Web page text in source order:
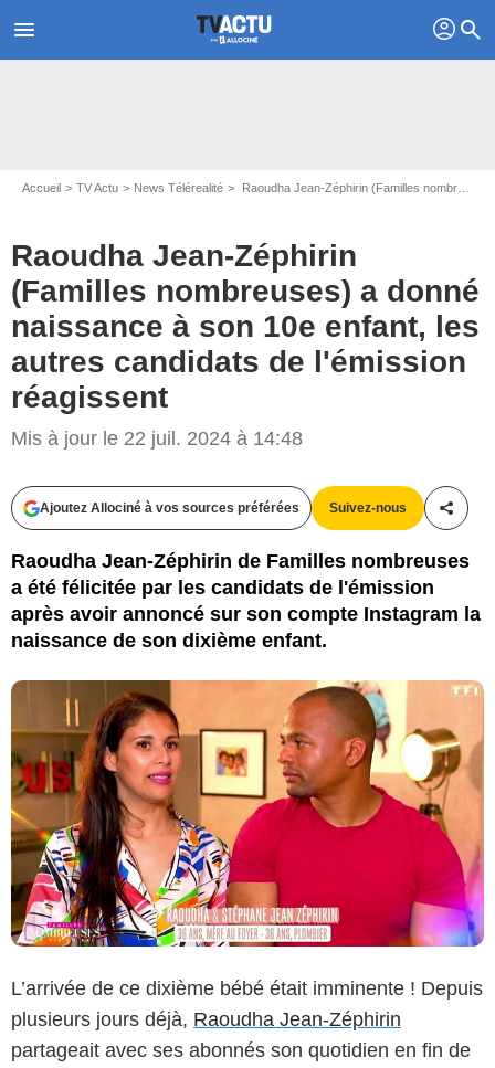
menu profil search
Accueil TV Actu News Télérealité Raoudha Jean-Zéphirin (Familles nombreuses) a donné naissance à son 10e enfant, les autres candidats de l'émission réagissent
Raoudha Jean-Zéphirin
(Familles nombreuses) a donné
naissance à son 10e enfant, les
autres candidats de l'émission
réagissent
Mis à jour le 22 juil. 2024 à 14:48
Ajoutez Allociné à vos sources préférées Suivez-nous
Raoudha Jean-Zéphirin de Familles nombreuses
a été félicitée par les candidats de l'émission
après avoir annoncé sur son compte Instagram la
naissance de son dixième enfant.
L’arrivée de ce dixième bébé était imminente ! Depuis
plusieurs jours déjà, Raoudha Jean-Zéphirin
partageait avec ses abonnés son quotidien en fin de